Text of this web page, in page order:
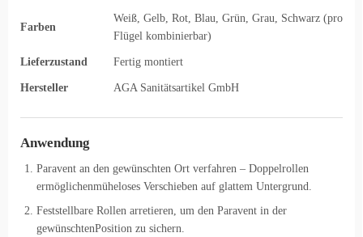
Farben
Weiß, Gelb, Rot, Blau, Grün, Grau, Schwarz (pro
Flügel kombinierbar)
Lieferzustand Fertig montiert
Hersteller AGA Sanitätsartikel GmbH
Anwendung
Paravent an den gewünschten Ort verfahren – Doppelrollen
ermöglichenmüheloses Verschieben auf glattem Untergrund.
Feststellbare Rollen arretieren, um den Paravent in der
gewünschtenPosition zu sichern.